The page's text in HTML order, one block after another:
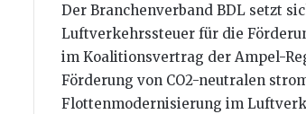
Der Branchenverband BDL setzt
Luftverkehrssteuer für die
im Koalitionsvertrag der Ampel-
Förderung von CO2-neutralen
Flottenmodernisierung im